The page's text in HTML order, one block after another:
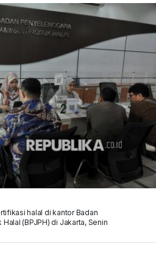
halal di kantor Badan
(BPJPH) di Jakarta, Senin